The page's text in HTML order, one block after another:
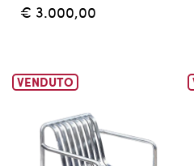
€ 3.000,00
VENDUTO